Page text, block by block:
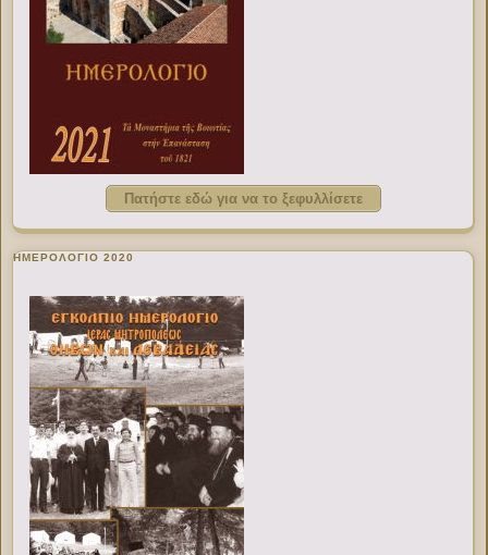
Πατήστε εδώ για να το ξεφυλλίσετε
ΗΜΕΡΟΛΟΓΙΟ 2020